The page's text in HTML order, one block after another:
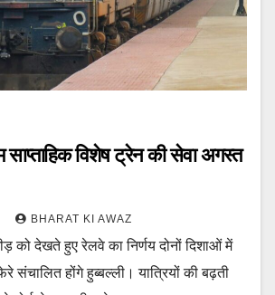
साप्ताहिक विशेष ट्रेन की सेवा अगस्त
BHARAT KI AWAZ
को देखते हुए रेलवे का निर्णय दोनों दिशाओं में
संचालित होंगे हुब्बल्ली। यात्रियों की बढ़ती